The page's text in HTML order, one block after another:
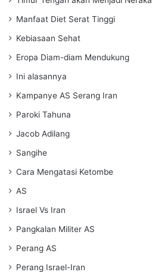
Manfaat Diet Serat Tinggi
Kebiasaan Sehat
Eropa Diam-diam Mendukung
Ini alasannya
Kampanye AS Serang Iran
Paroki Tahuna
Jacob Adilang
Sangihe
Cara Mengatasi Ketombe
AS
Israel Vs Iran
Pangkalan Militer AS
Perang AS
Perang Israel-Iran